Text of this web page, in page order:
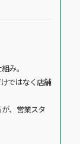
み。
ではなく店舗
、営業スタ